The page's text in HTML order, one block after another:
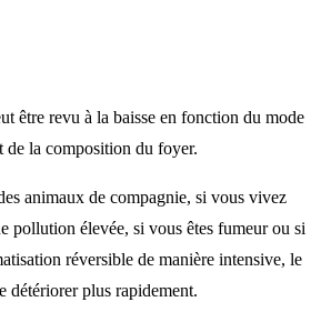
être revu à la baisse en fonction du mode
de la composition du foyer.
animaux de compagnie, si vous vivez
pollution élevée, si vous êtes fumeur ou si
réversible de manière intensive, le
détériorer plus rapidement.